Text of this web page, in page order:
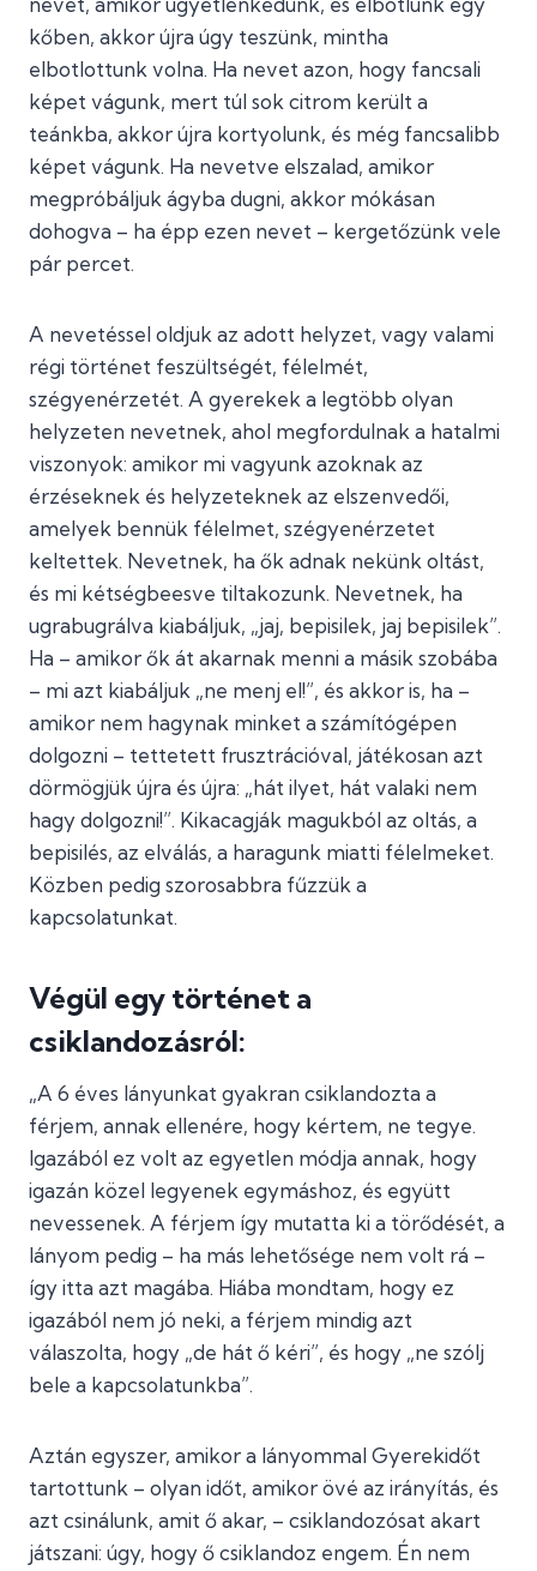
kőben, akkor újra úgy teszünk, mintha
elbotlottunk volna. Ha nevet azon, hogy fancsali
képet vágunk, mert túl sok citrom került a
teánkba, akkor újra kortyolunk, és még fancsalibb
képet vágunk. Ha nevetve elszalad, amikor
megpróbáljuk ágyba dugni, akkor mókásan
dohogva – ha épp ezen nevet – kergetőzünk vele
pár percet.
A nevetéssel oldjuk az adott helyzet, vagy valami
régi történet feszültségét, félelmét,
szégyenérzetét. A gyerekek a legtöbb olyan
helyzeten nevetnek, ahol megfordulnak a hatalmi
viszonyok: amikor mi vagyunk azoknak az
érzéseknek és helyzeteknek az elszenvedői,
amelyek bennük félelmet, szégyenérzetet
keltettek. Nevetnek, ha ők adnak nekünk oltást,
és mi kétségbeesve tiltakozunk. Nevetnek, ha
ugrabugrálva kiabáljuk, „jaj, bepisilek, jaj bepisilek”.
Ha – amikor ők át akarnak menni a másik szobába
– mi azt kiabáljuk „ne menj el!”, és akkor is, ha –
amikor nem hagynak minket a számítógépen
dolgozni – tettetett frusztrációval, játékosan azt
dörmögjük újra és újra: „hát ilyet, hát valaki nem
hagy dolgozni!”. Kikacagják magukból az oltás, a
bepisilés, az elválás, a haragunk miatti félelmeket.
Közben pedig szorosabbra fűzzük a
kapcsolatunkat.
Végül egy történet a
csiklandozásról:
„A 6 éves lányunkat gyakran csiklandozta a
férjem, annak ellenére, hogy kértem, ne tegye.
Igazából ez volt az egyetlen módja annak, hogy
igazán közel legyenek egymáshoz, és együtt
nevessenek. A férjem így mutatta ki a törődését, a
lányom pedig – ha más lehetősége nem volt rá –
így itta azt magába. Hiába mondtam, hogy ez
igazából nem jó neki, a férjem mindig azt
válaszolta, hogy „de hát ő kéri”, és hogy „ne szólj
bele a kapcsolatunkba”.
Aztán egyszer, amikor a lányommal Gyerekidőt
tartottunk – olyan időt, amikor övé az irányítás, és
azt csinálunk, amit ő akar, – csiklandozósat akart
játszani: úgy, hogy ő csiklandoz engem. Én nem